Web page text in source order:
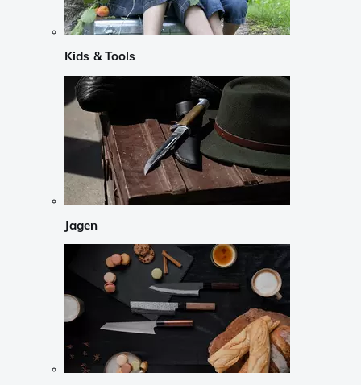
Kids & Tools
Jagen